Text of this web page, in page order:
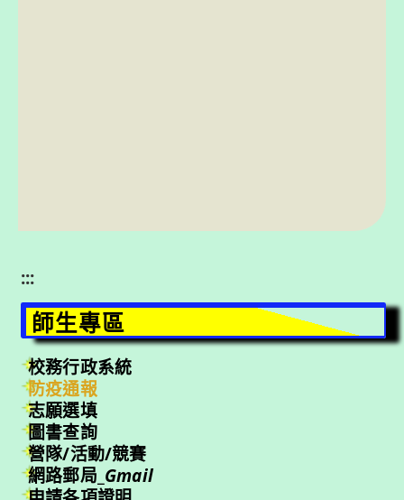
:::
師生專區
校務行政系統
防疫通報
志願選填
圖書查詢
營隊/活動/競賽
網路郵局_ Gmail